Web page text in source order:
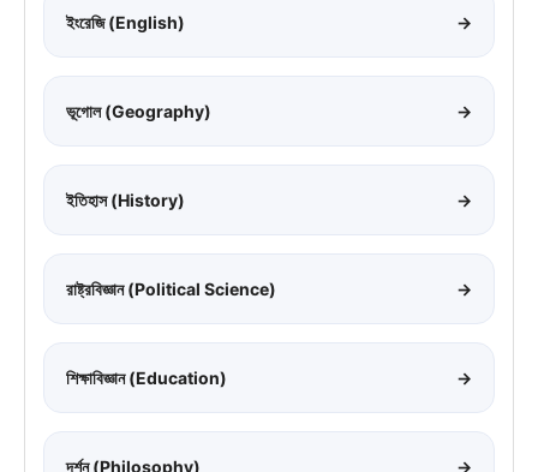
ইংরেজি (English) →
ভূগোল (Geography) →
ইতিহাস (History) →
রাষ্ট্রবিজ্ঞান (Political Science) →
শিক্ষাবিজ্ঞান (Education) →
দর্শন (Philosophy) →